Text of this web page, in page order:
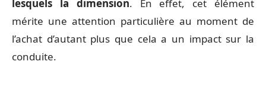
lesquels la dimension. En effet, cet élément
mérite une attention particulière au moment de
l’achat d’autant plus que cela a un impact sur la
conduite.